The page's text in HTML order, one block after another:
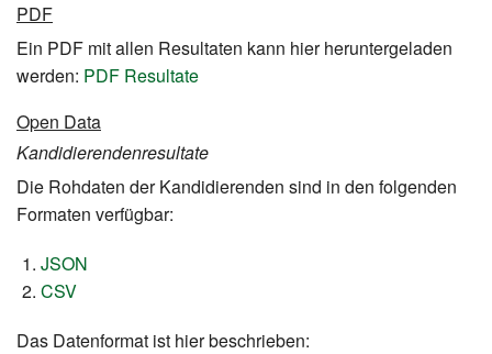
PDF
Ein PDF mit allen Resultaten kann hier heruntergeladen
werden: PDF Resultate
Open Data
Kandidierendenresultate
Die Rohdaten der Kandidierenden sind in den folgenden
Formaten verfügbar:
JSON
CSV
Das Datenformat ist hier beschrieben: